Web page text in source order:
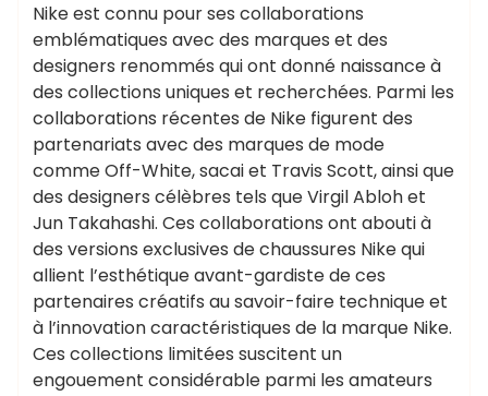
Nike est connu pour ses collaborations
emblématiques avec des marques et des
designers renommés qui ont donné naissance à
des collections uniques et recherchées. Parmi les
collaborations récentes de Nike figurent des
partenariats avec des marques de mode
comme Off-White, sacai et Travis Scott, ainsi que
des designers célèbres tels que Virgil Abloh et
Jun Takahashi. Ces collaborations ont abouti à
des versions exclusives de chaussures Nike qui
allient l’esthétique avant-gardiste de ces
partenaires créatifs au savoir-faire technique et
à l’innovation caractéristiques de la marque Nike.
Ces collections limitées suscitent un
engouement considérable parmi les amateurs